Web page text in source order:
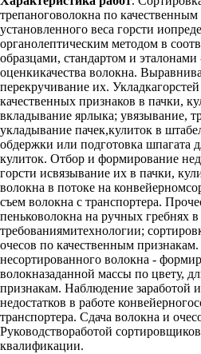
трепаноговолокна по
установленного веса горсти
органолептическим методом в
образцами, стандартом и эталонами
оценкикачества волокна.
перекручивание их.
качественных признаков в пачки,
вкладывание ярлыка; увязывание,
укладывание пачек,кулиток в
обдержки или подготовка шпагата
кулиток. Отбор и формирование
горсти исвязывание их в пачки,
волокна в потоке на
съем волокна с транспортера.
пеньковолокна на ручных гребнях в
требованиямитехнологии;
очесов по качественным
несортированного волокна -
волокназаданной массы по цвету,
признакам. Наблюдение заработой
недостатков в работе
транспортера. Сдача волокна и
Руководствоработой
квалификации.